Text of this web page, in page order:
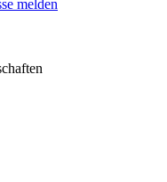
melden